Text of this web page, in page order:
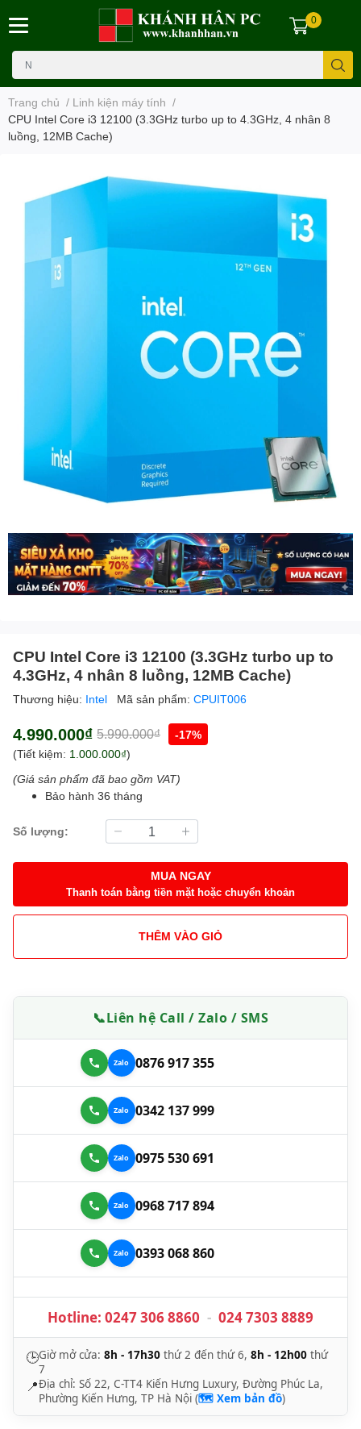
0
Trang chủ / Linh kiện máy tính /
CPU Intel Core i3 12100 (3.3GHz turbo up to 4.3GHz, 4 nhân 8
luồng, 12MB Cache)
CPU Intel Core i3 12100 (3.3GHz turbo up to
4.3GHz, 4 nhân 8 luồng, 12MB Cache)
Thương hiệu: Intel Mã sản phẩm: CPUIT006
4.990.000₫ 5.990.000₫
-17%
(Tiết kiệm: 1.000.000₫)
(Giá sản phẩm đã bao gồm VAT)
Bảo hành 36 tháng
Số lượng:
MUA NGAY
Thanh toán bằng tiền mặt hoặc chuyển khoản
THÊM VÀO GIỎ
📞Liên hệ Call / Zalo / SMS
0876 917 355
0342 137 999
0975 530 691
0968 717 894
0393 068 860
Hotline: 0247 306 8860 - 024 7303 8889
🕒Giờ mở cửa: 8h - 17h30 thứ 2 đến thứ 6, 8h - 12h00 thứ
7
📍Địa chỉ: Số 22, C-TT4 Kiến Hưng Luxury, Đường Phúc La,
Phường Kiến Hưng, TP Hà Nội (🗺️ Xem bản đồ)